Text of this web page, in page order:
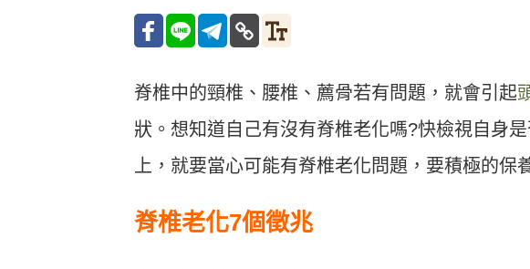
脊椎中的頸椎、腰椎、薦骨若有問題，就會引起
狀。想知道自己有沒有脊椎老化嗎?快檢視自身
上，就要當心可能有脊椎老化問題，要積極的保
脊椎老化7個徵兆